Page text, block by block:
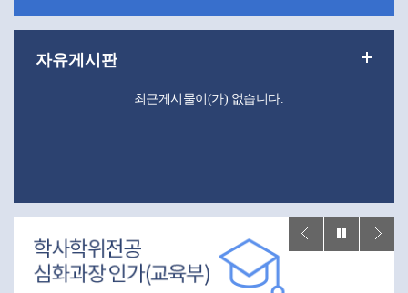
최근게시물이(가) 없습니다.